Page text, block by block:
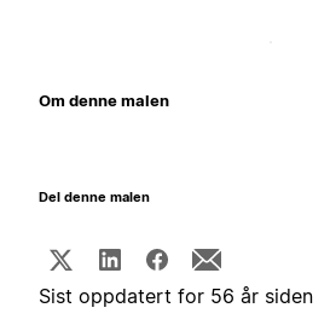
Om denne malen
Del denne malen
Sist oppdatert for 56 år siden